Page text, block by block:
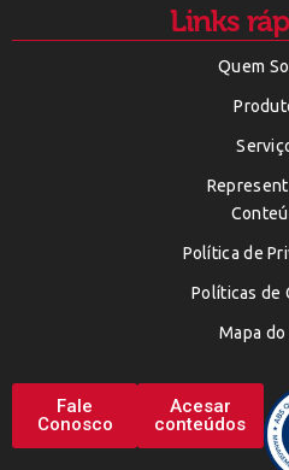
Links
Quem
Política de
Políticas de
Mapa do
Fale
Conosco
Acesar
conteúdos